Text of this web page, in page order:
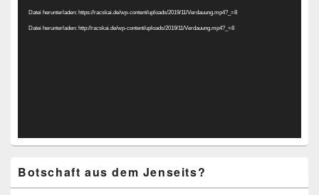
Datei herunterladen: https://racskai.de/wp-content/uploads/2019/11/Verdauung.mp4?_=8
Datei herunterladen: http://racskai.de/wp-content/uploads/2019/11/Verdauung.mp4?_=8
Botschaft aus dem Jenseits?